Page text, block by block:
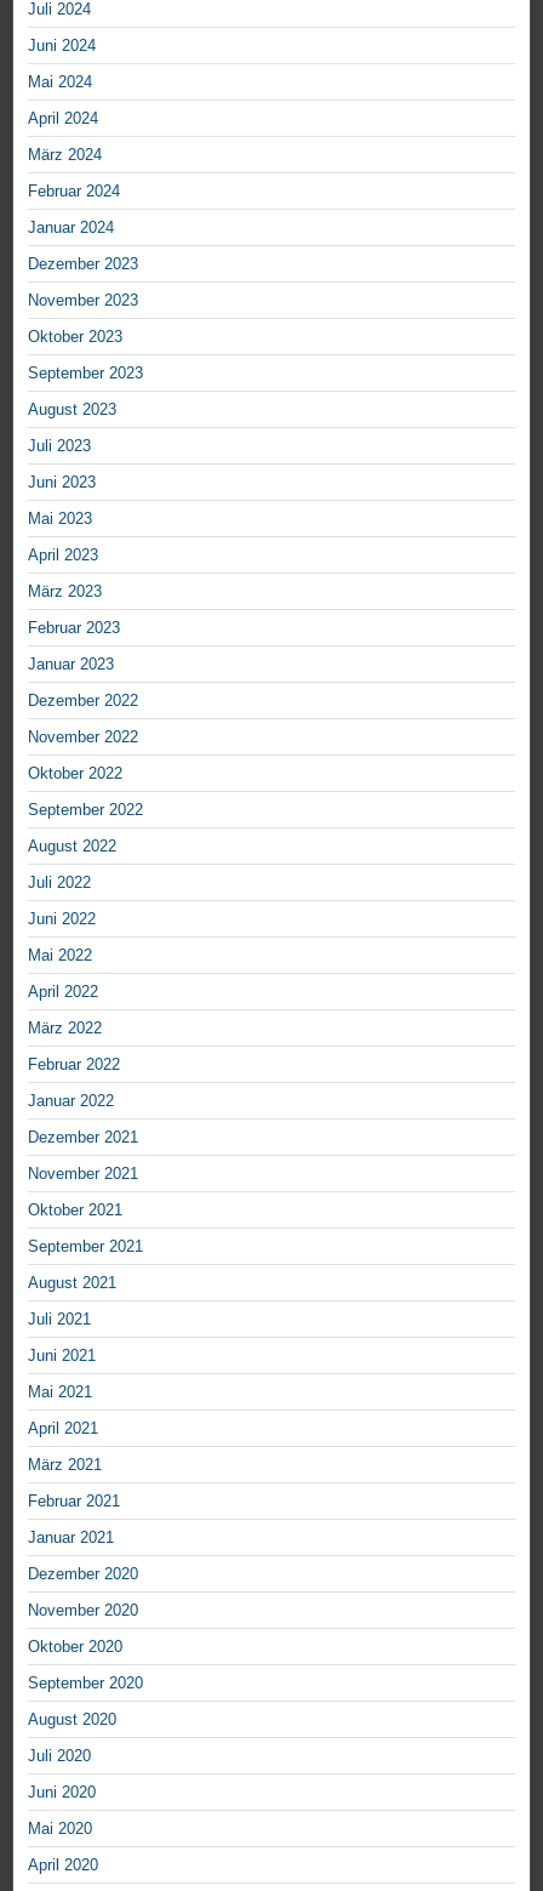
Juli 2024
Juni 2024
Mai 2024
April 2024
März 2024
Februar 2024
Januar 2024
Dezember 2023
November 2023
Oktober 2023
September 2023
August 2023
Juli 2023
Juni 2023
Mai 2023
April 2023
März 2023
Februar 2023
Januar 2023
Dezember 2022
November 2022
Oktober 2022
September 2022
August 2022
Juli 2022
Juni 2022
Mai 2022
April 2022
März 2022
Februar 2022
Januar 2022
Dezember 2021
November 2021
Oktober 2021
September 2021
August 2021
Juli 2021
Juni 2021
Mai 2021
April 2021
März 2021
Februar 2021
Januar 2021
Dezember 2020
November 2020
Oktober 2020
September 2020
August 2020
Juli 2020
Juni 2020
Mai 2020
April 2020